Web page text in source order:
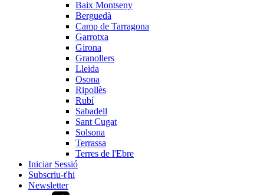
Baix Montseny
Berguedà
Camp de Tarragona
Garrotxa
Girona
Granollers
Lleida
Osona
Ripollès
Rubí
Sabadell
Sant Cugat
Solsona
Terrassa
Terres de l'Ebre
Iniciar Sessió
Subscriu-t'hi
Newsletter